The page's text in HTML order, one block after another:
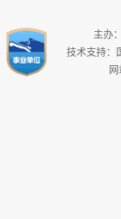
主办
技术支持：